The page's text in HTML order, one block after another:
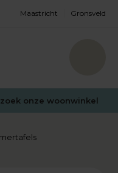
Maastricht Gronsveld
onze woonwinkel